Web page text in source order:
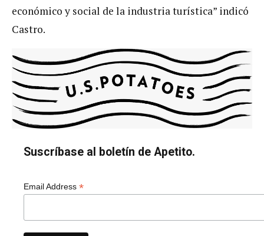
económico y social de la industria turística” indicó
Castro.
Suscríbase al boletín de Apetito.
Email Address *